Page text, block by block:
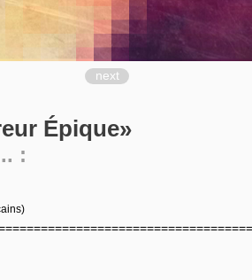
next
Épique
: